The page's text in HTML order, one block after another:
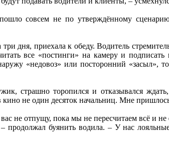
совсем не по утверждённому
три дня, приехала к обеду. Водитель
все «постинги» на камеру и подписать
«недовоз» или посторонний «засыл»,
страшно торопился и отказывался
не один десяток начальниц. Мне
не отпущу, пока мы не пересчитаем всё и
буянить водила. – У нас лояльные